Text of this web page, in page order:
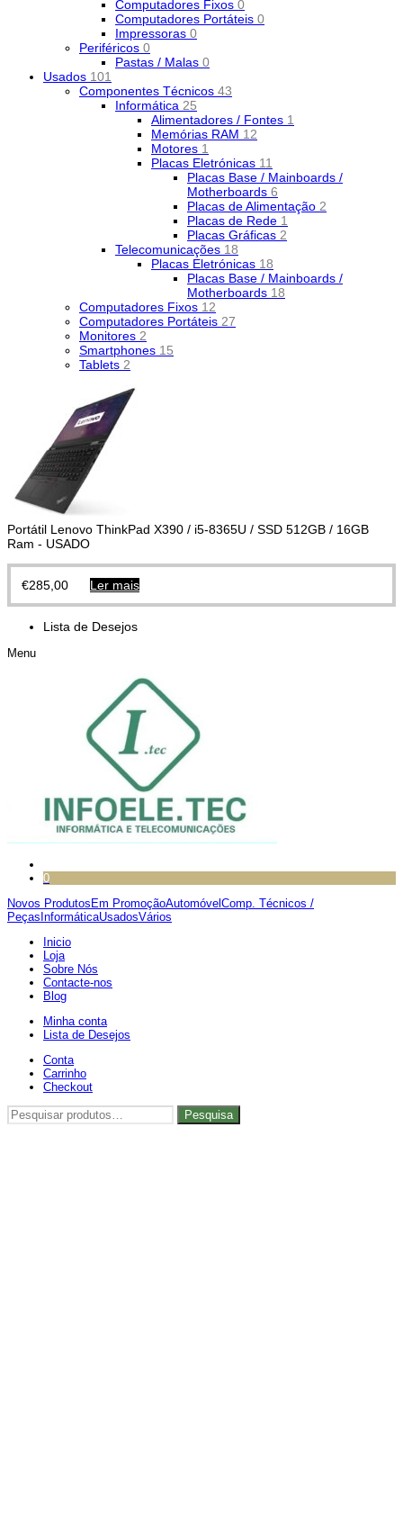
Computadores Fixos 0
Computadores Portáteis 0
Impressoras 0
Periféricos 0
Pastas / Malas 0
Usados 101
Componentes Técnicos 43
Informática 25
Alimentadores / Fontes 1
Memórias RAM 12
Motores 1
Placas Eletrónicas 11
Placas Base / Mainboards /
Motherboards 6
Placas de Alimentação 2
Placas de Rede 1
Placas Gráficas 2
Telecomunicações 18
Placas Eletrónicas 18
Placas Base / Mainboards /
Motherboards 18
Computadores Fixos 12
Computadores Portáteis 27
Monitores 2
Smartphones 15
Tablets 2
Portátil Lenovo ThinkPad X390 / i5-8365U / SSD 512GB / 16GB
Ram - USADO
€285,00 Ler mais
Lista de Desejos
Menu
0
Novos Produtos Em PromoçãoAutomóvel Comp. Técnicos /
Peças InformáticaUsadosVários
Inicio
Loja
Sobre Nós
Contacte-nos
Blog
Minha conta
Lista de Desejos
Conta
Carrinho
Checkout
Pesquisar
por:
Pesquisa